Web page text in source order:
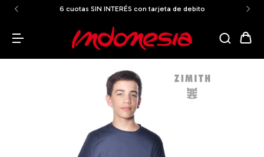
6 cuotas SIN INTERÉS con tarjeta de debito